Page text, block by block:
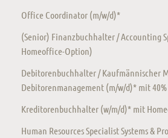
Office Coordinator (m/w/d)*
(Senior) Finanzbuchhalter / Accounting
Homeoffice-Option)
Debitorenbuchhalter / Kaufmännischer
Debitorenmanagement (m/w/d)* mit
Kreditorenbuchhalter (w/m/d)* mit
Human Resources Specialist Systems &